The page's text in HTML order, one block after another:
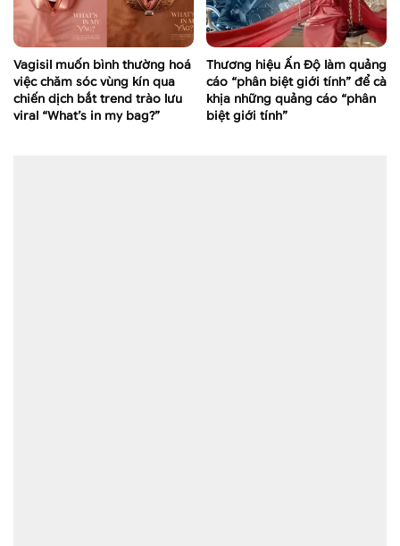
Vagisil muốn bình thường hoá
việc chăm sóc vùng kín qua
chiến dịch bắt trend trào lưu
viral “What’s in my bag?”
Thương hiệu Ấn Độ làm quảng
cáo “phân biệt giới tính” để cà
khịa những quảng cáo “phân
biệt giới tính”